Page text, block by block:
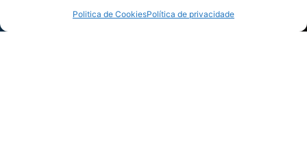
Politica de CookiesPolítica de privacidade